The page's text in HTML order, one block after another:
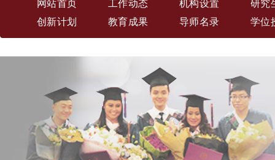
网站首页 工作动态 机构设置
研究
创新计划
教育成果 导师名录 学位